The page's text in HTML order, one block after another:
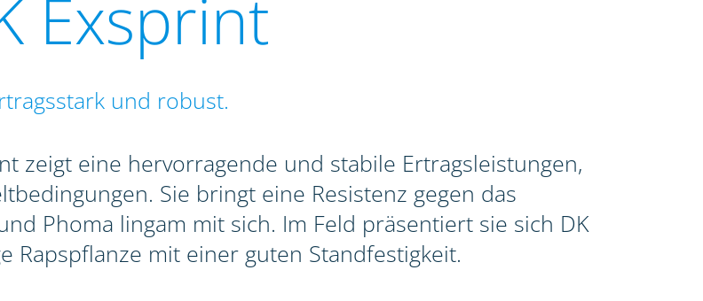
Exsprint
und robust.
zeigt eine hervorragende und stabile Ertragsleistungen,
Sie bringt eine Resistenz gegen das
Phoma lingam mit sich. Im Feld präsentiert sie sich DK
Rapspflanze mit einer guten Standfestigkeit.